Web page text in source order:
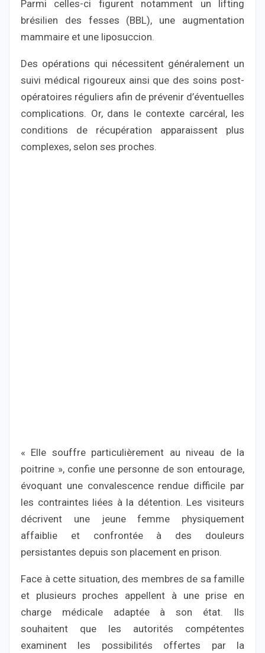
Parmi celles-ci figurent notamment un lifting
brésilien des fesses (BBL), une augmentation
mammaire et une liposuccion.
Des opérations qui nécessitent généralement un
suivi médical rigoureux ainsi que des soins post-
opératoires réguliers afin de prévenir d’éventuelles
complications. Or, dans le contexte carcéral, les
conditions de récupération apparaissent plus
complexes, selon ses proches.
« Elle souffre particulièrement au niveau de la
poitrine », confie une personne de son entourage,
évoquant une convalescence rendue difficile par
les contraintes liées à la détention. Les visiteurs
décrivent une jeune femme physiquement
affaiblie et confrontée à des douleurs
persistantes depuis son placement en prison.
Face à cette situation, des membres de sa famille
et plusieurs proches appellent à une prise en
charge médicale adaptée à son état. Ils
souhaitent que les autorités compétentes
examinent les possibilités offertes par la